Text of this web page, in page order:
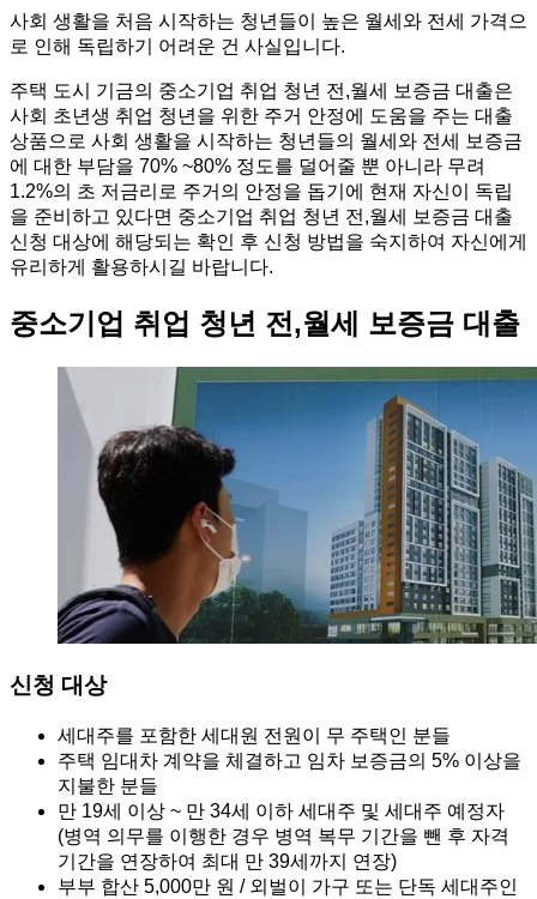
사회 생활을 처음 시작하는 청년들이 높은 월세와 전세 가격으
로 인해 독립하기 어려운 건 사실입니다.
주택 도시 기금의 중소기업 취업 청년 전,월세 보증금 대출은
사회 초년생 취업 청년을 위한 주거 안정에 도움을 주는 대출
상품으로 사회 생활을 시작하는 청년들의 월세와 전세 보증금
에 대한 부담을 70% ~80% 정도를 덜어줄 뿐 아니라 무려
1.2%의 초 저금리로 주거의 안정을 돕기에 현재 자신이 독립
을 준비하고 있다면 중소기업 취업 청년 전,월세 보증금 대출
신청 대상에 해당되는 확인 후 신청 방법을 숙지하여 자신에게
유리하게 활용하시길 바랍니다.
중소기업 취업 청년 전,월세 보증금 대출
신청 대상
세대주를 포함한 세대원 전원이 무 주택인 분들
주택 임대차 계약을 체결하고 임차 보증금의 5% 이상을
지불한 분들
만 19세 이상 ~ 만 34세 이하 세대주 및 세대주 예정자
(병역 의무를 이행한 경우 병역 복무 기간을 뺀 후 자격
기간을 연장하여 최대 만 39세까지 연장)
부부 합산 5,000만 원 / 외벌이 가구 또는 단독 세대주인